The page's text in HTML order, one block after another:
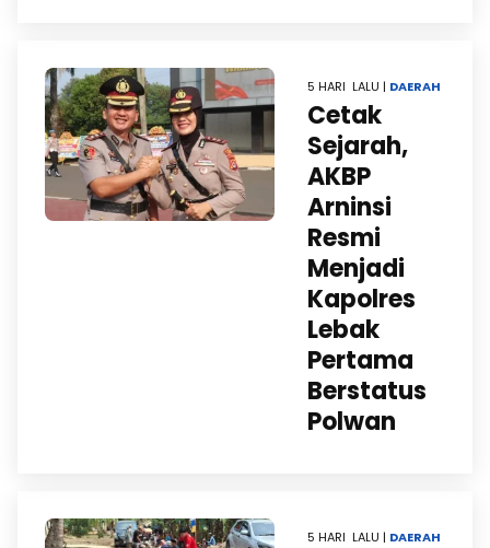
5 HARI LALU | DAERAH
Cetak
Sejarah,
AKBP
Arninsi
Resmi
Menjadi
Kapolres
Lebak
Pertama
Berstatus
Polwan
5 HARI LALU | DAERAH